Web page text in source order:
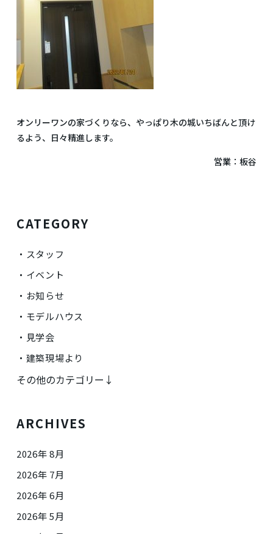
オンリーワンの家づくりなら、やっぱり木の城いちばんと頂け
るよう、日々精進します。
営業：板谷
CATEGORY
スタッフ
イベント
お知らせ
モデルハウス
見学会
建築現場より
その他のカテゴリー↓
ARCHIVES
2026年 8月
2026年 7月
2026年 6月
2026年 5月